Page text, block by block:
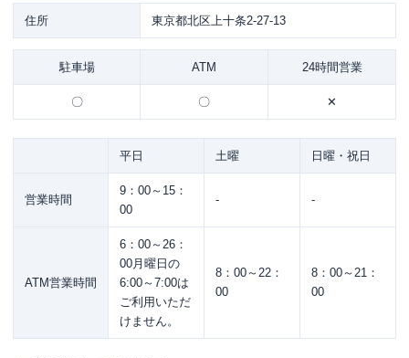
住所 東京都北区上十条2-27-13
駐車場 ATM 24時間営業
〇 〇 ✕
平日 土曜 日曜・祝日
営業時間
9：00～15：
00
- -
ATM営業時間
6：00～26：
00月曜日の
6:00～7:00は
ご利用いただ
けません。
8：00～22：
00
8：00～21：
00